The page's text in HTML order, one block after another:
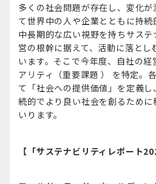
多くの社会問題が存在し、変化
て世界中の人や企業とともに持続
中長期的な広い視野を持ちサス
営の根幹に据えて、活動に落とし
います。そこで今年度、自社の経
アリティ（重要課題 ） を特定。
て「社会への提供価値」を定義
続的でより良い社会を創るために
いります。
【「サステナビリティレポート